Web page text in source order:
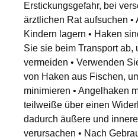
Erstickungsgefahr, bei
ärztlichen Rat aufsuchen
Kindern lagern • Haken
Sie sie beim Transport ab,
vermeiden • Verwenden
von Haken aus Fischen,
minimieren • Angelhaken
teilweiße über einen
dadurch äußere und
verursachen • Nach